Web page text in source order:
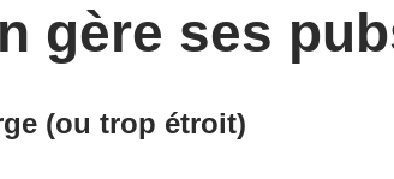
gère ses
(ou trop étroit)